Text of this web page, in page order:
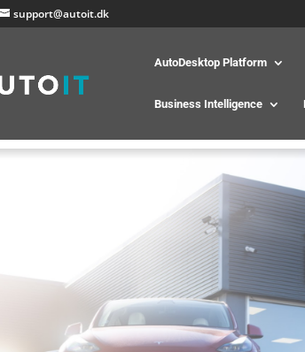
support@autoit.dk
AutoDesktop Platform
Business Intelligence